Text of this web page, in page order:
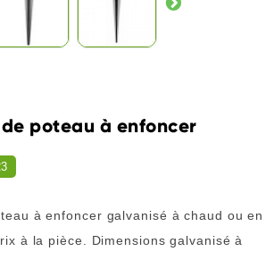
poteau à enfoncer
à enfoncer galvanisé à chaud ou en
à la pièce. Dimensions galvanisé à